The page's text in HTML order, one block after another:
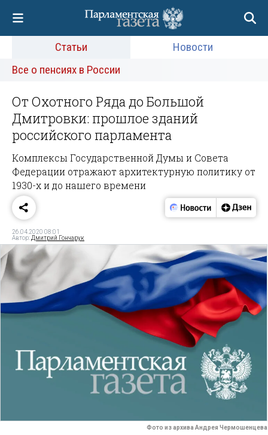
Статьи
Новости
Все о пенсиях в России
От Охотного Ряда до Большой
Дмитровки: прошлое зданий
российского парламента
Комплексы Государственной Думы и Совета
Федерации отражают архитектурную политику от
1930-х и до нашего времени
26.04.2020 08:01
Автор: Дмитрий Гончарук
Фото из архива Андрея Чермошенцева